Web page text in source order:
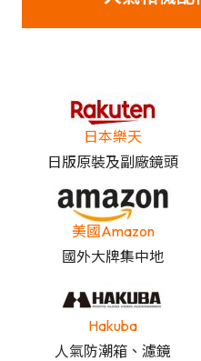
日本樂天
日版原裝及副廠鏡頭
美國Amazon
國外大牌集中地
Hakuba
人氣防潮箱、濾鏡